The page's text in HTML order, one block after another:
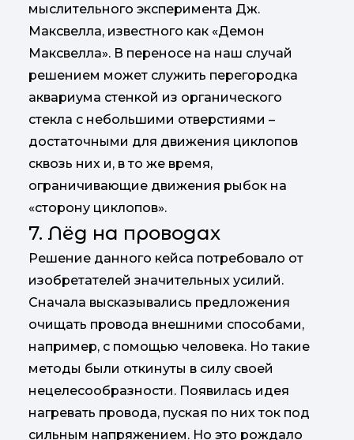
мыслительного эксперимента Дж.
Максвелла, известного как «Демон
Максвелла». В переносе на наш случай
решением может служить перегородка
аквариума стенкой из органического
стекла с небольшими отверстиями –
достаточными для движения циклопов
сквозь них и, в то же время,
ограничивающие движения рыбок на
«сторону циклопов».
7. Лёд на проводах
Решение данного кейса потребовало от
изобретателей значительных усилий.
Сначала высказывались предложения
очищать провода внешними способами,
например, с помощью человека. Но такие
методы были откинуты в силу своей
нецелесообразности. Появилась идея
нагревать провода, пуская по них ток под
сильным напряжением. Но это рождало